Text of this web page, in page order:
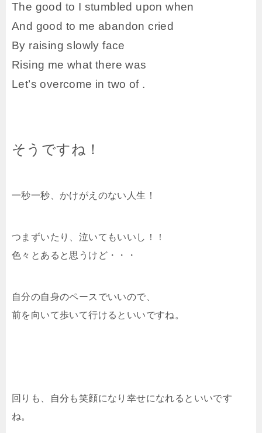
The good to I stumbled upon when
And good to me abandon cried
By raising slowly face
Rising me what there was
Let’s overcome in two of .
そうですね！
一秒一秒、かけがえのない人生！
つまずいたり、泣いてもいいし！！
色々とあると思うけど・・・
自分の自身のペースでいいので、
前を向いて歩いて行けるといいですね。
回りも、自分も笑顔になり幸せになれるといいです
ね。